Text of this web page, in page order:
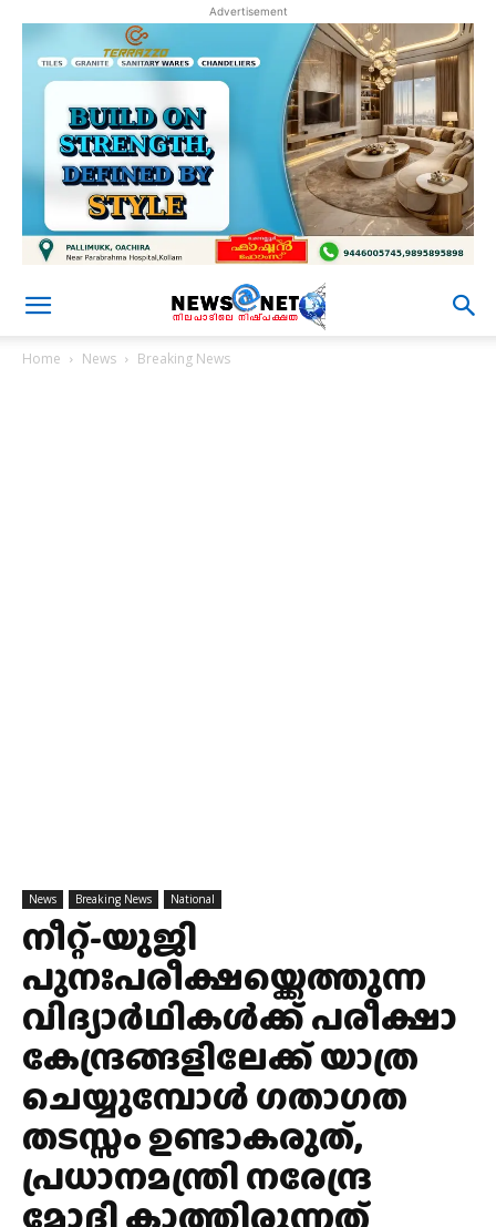
Advertisement
Home News Breaking News
News Breaking News National
നീറ്റ്-യുജി
പുനഃപരീക്ഷയ്ക്കെത്തുന്ന
വിദ്യാര്‍ഥികള്‍ക്ക് പരീക്ഷാ
കേന്ദ്രങ്ങളിലേക്ക് യാത്ര
ചെയ്യുമ്പോള്‍ ഗതാഗത
തടസ്സം ഉണ്ടാകരുത്,
പ്രധാനമന്ത്രി നരേന്ദ്ര